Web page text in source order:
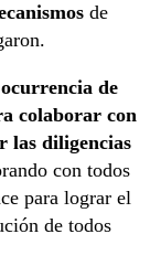
de
de
colaborar con
las diligencias
con todos
para lograr el
de todos